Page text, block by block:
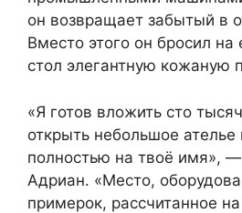
он возвращает забытый в
Вместо этого он бросил на
стол элегантную кожаную
«Я готов вложить сто
открыть небольшое
полностью на твоё имя», —
Адриан. «Место,
примерок, рассчитанное